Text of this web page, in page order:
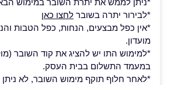
*ניתן לממש את יתרת השובר במימוש
*לבירור יתרה בשובר לחצו כאן
*אין כפל מבצעים, הנחות, כפל הטבות
מועדון.
*למימוש התו יש להציג את קוד השובר
במעמד התשלום בבית העסק.
*לאחר חלוף תוקף מימוש השובר, לא